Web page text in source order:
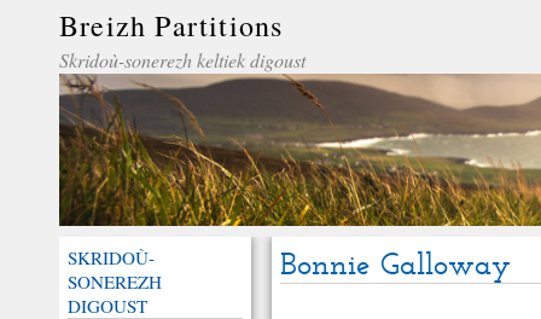
Breizh Partitions
Skridoù-sonerezh keltiek digoust
SKRIDOÙ-
SONEREZH
DIGOUST
Bonnie Galloway